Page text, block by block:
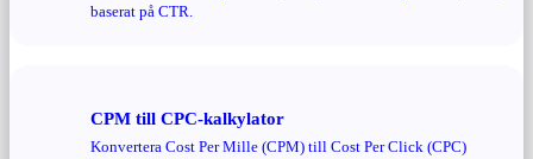
baserat på CTR.
CPM till CPC-kalkylator
Konvertera Cost Per Mille (CPM) till Cost Per Click (CPC)